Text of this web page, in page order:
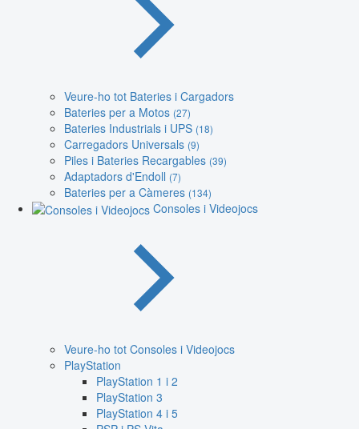
Veure-ho tot Bateries i Cargadors
Bateries per a Motos (27)
Bateries Industrials i UPS (18)
Carregadors Universals (9)
Piles i Bateries Recargables (39)
Adaptadors d'Endoll (7)
Bateries per a Càmeres (134)
Consoles i Videojocs
Veure-ho tot Consoles i Videojocs
PlayStation
PlayStation 1 i 2
PlayStation 3
PlayStation 4 i 5